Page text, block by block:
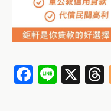
F
a
Li
n
X